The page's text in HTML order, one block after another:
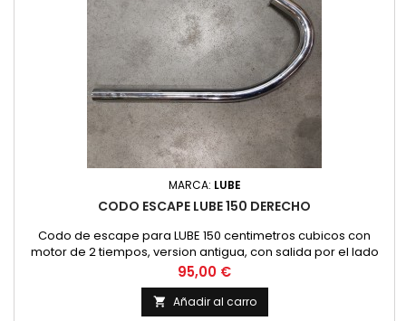
MARCA: LUBE
CODO ESCAPE LUBE 150 DERECHO
Codo de escape para LUBE 150 centimetros cubicos con
motor de 2 tiempos, version antigua, con salida por el lado
derecho de la moto. Diametro exterior de 38 mm. NUEVO
Precio
95,00 €
 Añadir al carro